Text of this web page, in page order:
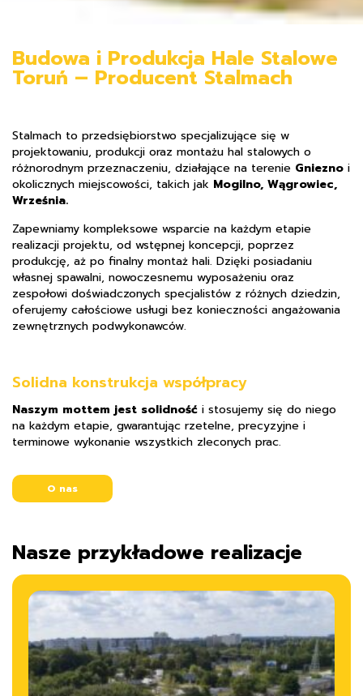
Budowa i Produkcja Hale Stalowe
Toruń – Producent Stalmach
Stalmach to przedsiębiorstwo specjalizujące się w
projektowaniu, produkcji oraz montażu hal stalowych o
różnorodnym przeznaczeniu, działające na terenie Gniezno i
okolicznych miejscowości, takich jak Mogilno, Wągrowiec,
Września.
Zapewniamy kompleksowe wsparcie na każdym etapie
realizacji projektu, od wstępnej koncepcji, poprzez
produkcję, aż po finalny montaż hali. Dzięki posiadaniu
własnej spawalni, nowoczesnemu wyposażeniu oraz
zespołowi doświadczonych specjalistów z różnych dziedzin,
oferujemy całościowe usługi bez konieczności angażowania
zewnętrznych podwykonawców.
Solidna konstrukcja współpracy
Naszym mottem jest solidność i stosujemy się do niego
na każdym etapie, gwarantując rzetelne, precyzyjne i
terminowe wykonanie wszystkich zleconych prac.
O nas
Nasze przykładowe realizacje